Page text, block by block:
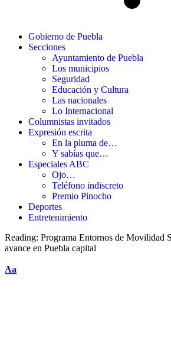
Gobierno de Puebla
Secciones
Ayuntamiento de Puebla
Los municipios
Seguridad
Educación y Cultura
Las nacionales
Lo Internacional
Columnistas invitados
Expresión escrita
En la pluma de…
Y sabías que…
Especiales ABC
Ojo…
Teléfono indiscreto
Premio Pinocho
Deportes
Entretenimiento
Reading: Programa Entornos de Movilidad
avance en Puebla capital
Aa